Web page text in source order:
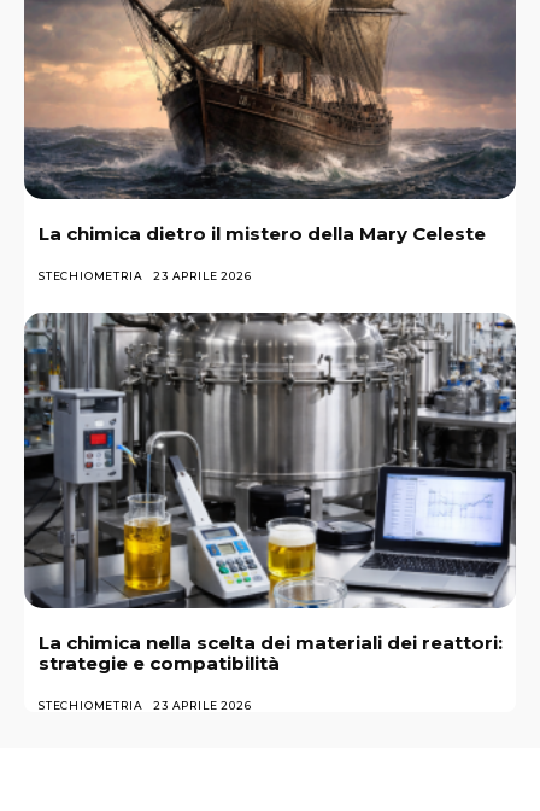
La chimica dietro il mistero della Mary Celeste
STECHIOMETRIA 23 APRILE 2026
La chimica nella scelta dei materiali dei reattori:
strategie e compatibilità
STECHIOMETRIA 23 APRILE 2026